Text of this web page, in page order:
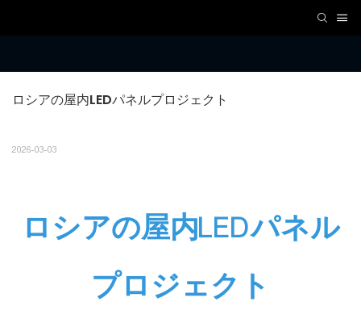
ロシアの屋内LEDパネルプロジェクト
2026-03-03
ロシアの屋内LEDパネル
プロジェクト